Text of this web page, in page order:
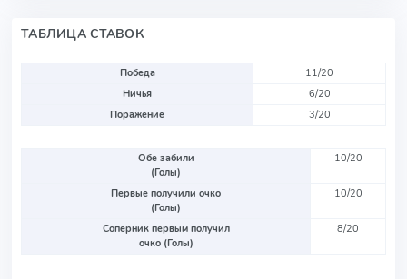
ТАБЛИЦА СТАВОК
Победа
11/20
Ничья
6/20
Поражение
3/20
Обе забили
(Голы)
10/20
Первые получили очко
(Голы)
10/20
Соперник первым получил
очко (Голы)
8/20